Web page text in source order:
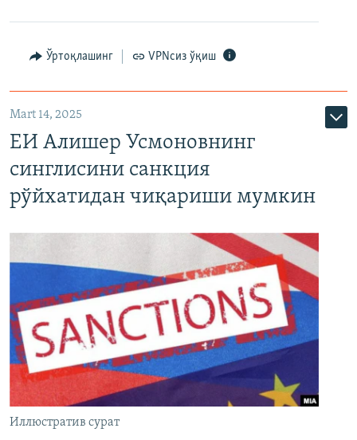
Ўртоқлашинг VPNсиз ўқиш
Mart 14, 2025
ЕИ Алишер Усмоновнинг
синглисини санкция
рўйхатидан чиқариши мумкин
Иллюстратив сурат